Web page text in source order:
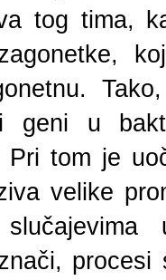
tog tima,
geni u
Pri tom je
velike